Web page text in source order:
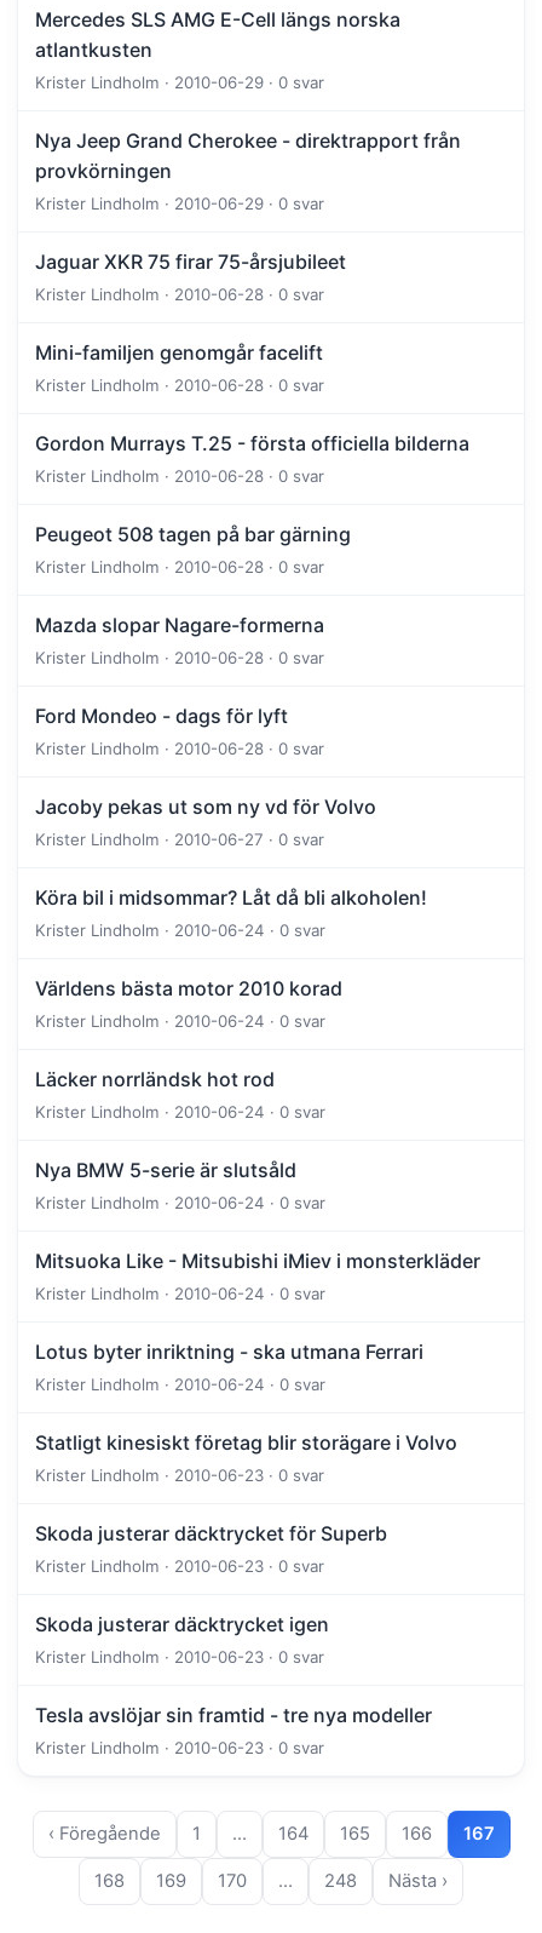
Mercedes SLS AMG E-Cell längs norska
atlantkusten
Krister Lindholm · 2010-06-29 · 0 svar
Nya Jeep Grand Cherokee - direktrapport från
provkörningen
Krister Lindholm · 2010-06-29 · 0 svar
Jaguar XKR 75 firar 75-årsjubileet
Krister Lindholm · 2010-06-28 · 0 svar
Mini-familjen genomgår facelift
Krister Lindholm · 2010-06-28 · 0 svar
Gordon Murrays T.25 - första officiella bilderna
Krister Lindholm · 2010-06-28 · 0 svar
Peugeot 508 tagen på bar gärning
Krister Lindholm · 2010-06-28 · 0 svar
Mazda slopar Nagare-formerna
Krister Lindholm · 2010-06-28 · 0 svar
Ford Mondeo - dags för lyft
Krister Lindholm · 2010-06-28 · 0 svar
Jacoby pekas ut som ny vd för Volvo
Krister Lindholm · 2010-06-27 · 0 svar
Köra bil i midsommar? Låt då bli alkoholen!
Krister Lindholm · 2010-06-24 · 0 svar
Världens bästa motor 2010 korad
Krister Lindholm · 2010-06-24 · 0 svar
Läcker norrländsk hot rod
Krister Lindholm · 2010-06-24 · 0 svar
Nya BMW 5-serie är slutsåld
Krister Lindholm · 2010-06-24 · 0 svar
Mitsuoka Like - Mitsubishi iMiev i monsterkläder
Krister Lindholm · 2010-06-24 · 0 svar
Lotus byter inriktning - ska utmana Ferrari
Krister Lindholm · 2010-06-24 · 0 svar
Statligt kinesiskt företag blir storägare i Volvo
Krister Lindholm · 2010-06-23 · 0 svar
Skoda justerar däcktrycket för Superb
Krister Lindholm · 2010-06-23 · 0 svar
Skoda justerar däcktrycket igen
Krister Lindholm · 2010-06-23 · 0 svar
Tesla avslöjar sin framtid - tre nya modeller
Krister Lindholm · 2010-06-23 · 0 svar
‹ Föregående 1 … 164 165 166 167
168 169 170 … 248 Nästa ›